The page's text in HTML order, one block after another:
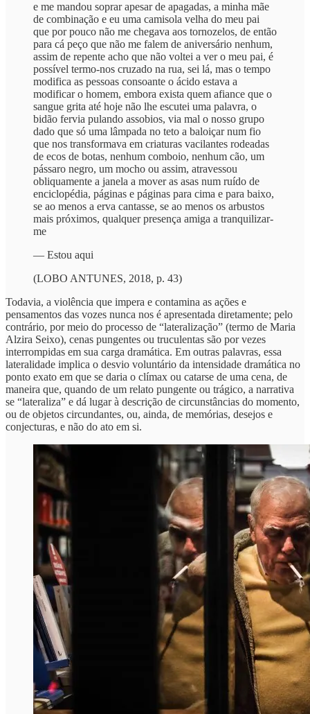
e me mandou soprar apesar de apagadas, a minha mãe
de combinação e eu uma camisola velha do meu pai
que por pouco não me chegava aos tornozelos, de então
para cá peço que não me falem de aniversário nenhum,
assim de repente acho que não voltei a ver o meu pai, é
possível termo-nos cruzado na rua, sei lá, mas o tempo
modifica as pessoas consoante o ácido estava a
modificar o homem, embora exista quem afiance que o
sangue grita até hoje não lhe escutei uma palavra, o
bidão fervia pulando assobios, via mal o nosso grupo
dado que só uma lâmpada no teto a baloiçar num fio
que nos transformava em criaturas vacilantes rodeadas
de ecos de botas, nenhum comboio, nenhum cão, um
pássaro negro, um mocho ou assim, atravessou
obliquamente a janela a mover as asas num ruído de
enciclopédia, páginas e páginas para cima e para baixo,
se ao menos a erva cantasse, se ao menos os arbustos
mais próximos, qualquer presença amiga a tranquilizar-
me
— Estou aqui
(LOBO ANTUNES, 2018, p. 43)
Todavia, a violência que impera e contamina as ações e
pensamentos das vozes nunca nos é apresentada diretamente; pelo
contrário, por meio do processo de “lateralização” (termo de Maria
Alzira Seixo), cenas pungentes ou truculentas são por vezes
interrompidas em sua carga dramática. Em outras palavras, essa
lateralidade implica o desvio voluntário da intensidade dramática no
ponto exato em que se daria o clímax ou catarse de uma cena, de
maneira que, quando de um relato pungente ou trágico, a narrativa
se “lateraliza” e dá lugar à descrição de circunstâncias do momento,
ou de objetos circundantes, ou, ainda, de memórias, desejos e
conjecturas, e não do ato em si.